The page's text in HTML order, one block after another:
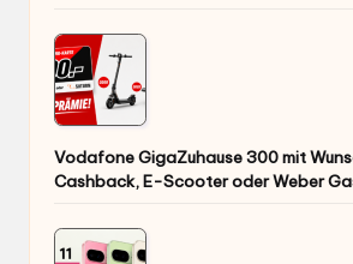
Vodafone GigaZuhause 300 mit
Cashback, E-Scooter oder Weber